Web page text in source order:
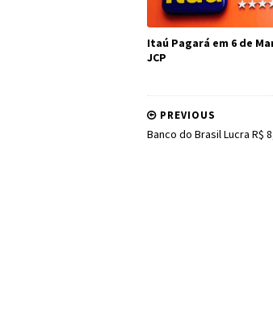
Itaú Pagará em 6 de
JCP
PREVIOUS
Banco do Brasil Lucra R$